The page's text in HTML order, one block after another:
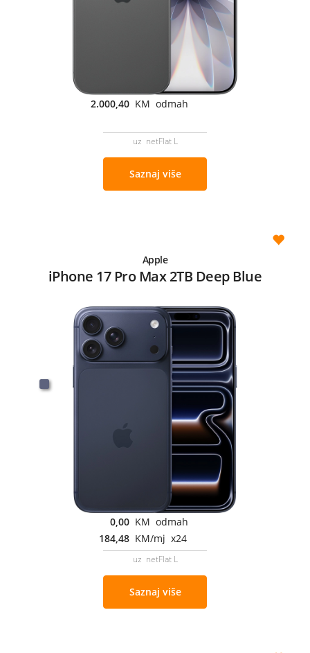
2.000,40 KM odmah
uz netFlat L
Saznaj više
Apple
iPhone 17 Pro Max 2TB Deep Blue
0,00 KM odmah
184,48 KM/mj x24
uz netFlat L
Saznaj više